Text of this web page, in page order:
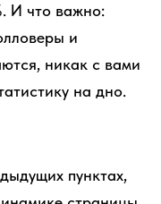
И что важно:
и
никак с вами
на дно.
пунктах,